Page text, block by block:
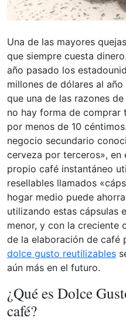
Una de las mayores
que siempre cuesta
año pasado los
millones de dólares al
que una de las razones
no hay forma de comprar
por menos de 10
negocio secundario
cerveza por terceros», en
propio café instantáneo
resellables llamados
hogar medio puede
utilizando estas cápsulas
menor, y con la creciente
de la elaboración de café
dolce gusto reutilizables
aún más en el futuro.
¿Qué es Dolce
café?